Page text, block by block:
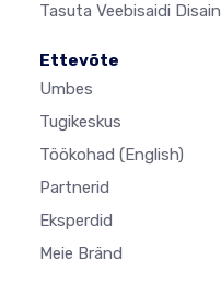
Tasuta Veebisaidi Disain
Ettevõte
Umbes
Tugikeskus
Töökohad (English)
Partnerid
Eksperdid
Meie Bränd